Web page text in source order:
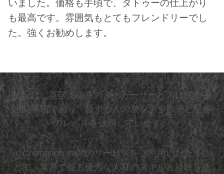
いました。価格も手頃で、タトゥーの仕上がり
も最高です。雰囲気もとてもフレンドリーでし
た。強くお勧めします。
上記は、英国での灰のタトゥーサービスに関する
推奨事項であり、愛する人の灰を示す敬意と配慮
のレベルを強調しています。
「Cremation Ink®のサービスをご利用いただくこ
とで、業界で最も優秀な人材のスキルと経験を活